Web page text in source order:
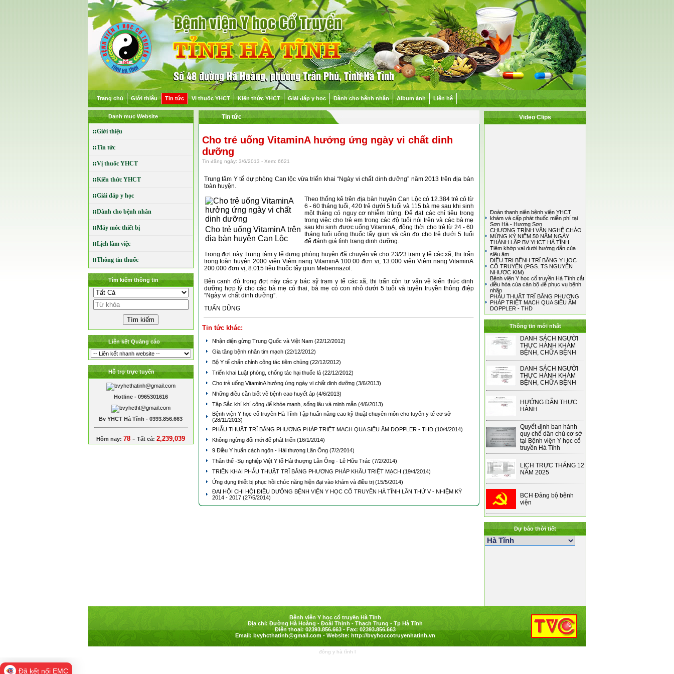
Trang chủ Giới thiệu Tin tức Vị thuốc YHCT Kiến thức YHCT Giải đáp y học Dành cho bệnh nhân Album ảnh Liên hệ
Danh mục Website
Giới thiệu
Tin tức
Vị thuốc YHCT
Kiến thức YHCT
Giải đáp y học
Dành cho bệnh nhân
Máy móc thiết bị
Lịch làm việc
Thông tin thuốc
Tìm kiếm thông tin
Liên kết Quảng cáo
Hỗ trợ trực tuyến
Hotline - 0965301616
Bv YHCT Hà Tĩnh - 0393.856.663
Hôm nay: 78 - Tất cả: 2,239,039
Tin tức
Cho trẻ uống VitaminA hưởng ứng ngày vi chất dinh
dưỡng
Tin đăng ngày: 3/6/2013 - Xem: 6621
Trung tâm Y tế dự phòng Can lộc vừa triển khai “Ngày vi chất dinh dưỡng” năm 2013 trên địa bàn
toàn huyện.
Cho trẻ uống VitaminA trên
địa bàn huyện Can Lộc
Theo thống kê trên địa bàn huyện Can Lộc có 12.384 trẻ có từ
6 - 60 tháng tuổi, 420 trẻ dưới 5 tuổi và 115 bà mẹ sau khi sinh
một tháng có nguy cơ nhiễm trùng. Để đạt các chỉ tiêu trong
trong việc cho trẻ em trong các độ tuổi nói trên và các bà mẹ
sau khi sinh được uống VitaminA, đồng thời cho trẻ từ 24 - 60
tháng tuổi uống thuốc tẩy giun và cân đo cho trẻ dưới 5 tuổi
để đánh giá tình trạng dinh dưỡng.
Trong đợt này Trung tâm y tế dựng phòng huyện đã chuyển về cho 23/23 trạm y tế các xã, thị trấn
trong toàn huyện 2000 viên Viêm nang VitaminA 100.00 đơn vị, 13.000 viên Viêm nang VitaminA
200.000 đơn vị, 8.015 liều thuốc tẩy giun Mebennazol.
Bên cạnh đó trong đợt này các y bác sỹ trạm y tế các xã, thị trấn còn tư vấn về kiến thức dinh
dưỡng hợp lý cho các bà mẹ có thai, bà mẹ có con nhỏ dưới 5 tuổi và tuyên truyền thông điệp
“Ngày vi chất dinh dưỡng”.
TUẤN DŨNG
Tin tức khác:
Nhận diện gừng Trung Quốc và Việt Nam (22/12/2012)
Gia tăng bệnh nhân tim mạch (22/12/2012)
Bộ Y tế chấn chỉnh công tác tiêm chủng (22/12/2012)
Triển khai Luật phòng, chống tác hại thuốc lá (22/12/2012)
Cho trẻ uống VitaminA hưởng ứng ngày vi chất dinh dưỡng (3/6/2013)
Những điều cần biết về bệnh cao huyết áp (4/6/2013)
Tập Sắc khí khí công để khỏe mạnh, sống lâu và minh mẫn (4/6/2013)
Bệnh viện Y học cổ truyền Hà Tĩnh Tập huấn nâng cao kỹ thuật chuyên môn cho tuyến y tế cơ sở
(28/11/2013)
PHẪU THUẬT TRĨ BẰNG PHƯƠNG PHÁP TRIỆT MẠCH QUA SIÊU ÂM DOPPLER - THD (10/4/2014)
Không ngừng đổi mới để phát triển (16/1/2014)
9 Điều Y huấn cách ngôn - Hải thượng Lãn Ông (7/2/2014)
Thân thế -Sự nghiệp Việt Y tổ Hải thượng Lãn Ông - Lê Hữu Trác (7/2/2014)
TRIỂN KHAI PHẪU THUẬT TRĨ BẰNG PHƯƠNG PHÁP KHÂU TRIỆT MẠCH (19/4/2014)
Ứng dụng thiết bị phục hồi chức năng hiện đại vào khám và điều trị (15/5/2014)
ĐẠI HỘI CHI HỘI ĐIỀU DƯỠNG BỆNH VIỆN Y HỌC CỔ TRUYỀN HÀ TĨNH LẦN THỨ V - NHIỆM KỲ
2014 - 2017 (27/5/2014)
Video Clips
Đoàn thanh niên bệnh viện YHCT
khám và cấp phát thuốc miễn phí tại
Sơn Hà - Hương Sơn
CHƯƠNG TRÌNH VĂN NGHỆ CHÀO
MỪNG KỶ NIỆM 50 NĂM NGÀY
THÀNH LẬP BV YHCT HÀ TĨNH
Tiêm khớp vai dưới hướng dẫn của
siêu âm
ĐIỀU TRỊ BỆNH TRĨ BẰNG Y HỌC
CỔ TRUYỀN (PGS. TS NGUYỄN
NHƯỢC KIM)
Bệnh viện Y học cổ truyền Hà Tĩnh cắt
điều hòa của cán bộ để phục vụ bệnh
nhân
PHẪU THUẬT TRĨ BẰNG PHƯƠNG
PHÁP TRIỆT MẠCH QUA SIÊU ÂM
DOPPLER - THD
Thông tin mới nhất
DANH SÁCH NGƯỜI
THỰC HÀNH KHÁM
BỆNH, CHỮA BỆNH
DANH SÁCH NGƯỜI
THỰC HÀNH KHÁM
BỆNH, CHỮA BỆNH
HƯỚNG DẪN THỰC
HÀNH
Quyết định ban hành
quy chế dân chủ cơ sở
tại Bệnh viện Y học cổ
truyền Hà Tĩnh
LỊCH TRỰC THÁNG 12
NĂM 2025
BCH Đảng bộ bệnh
viện
Dự báo thời tiết
Bệnh viện Y học cổ truyền Hà Tĩnh
Địa chỉ: Đường Hà Hoàng - Đoài Thịnh - Thạch Trung - Tp Hà Tĩnh
Điện thoại: 02393.856.663 - Fax: 02393.856.663
Email: bvyhcthatinh@gmail.com- Website: http://bvyhoccotruyenhatinh.vn
đông y hà tĩnh l
Đã kết nối EMC